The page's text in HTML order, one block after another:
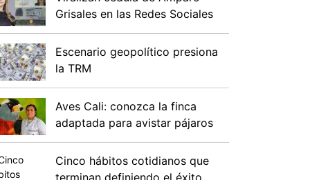
Grisales en las Redes Sociales
Escenario geopolítico presiona
la TRM
Aves Cali: conozca la finca
adaptada para avistar pájaros
Cinco hábitos cotidianos que